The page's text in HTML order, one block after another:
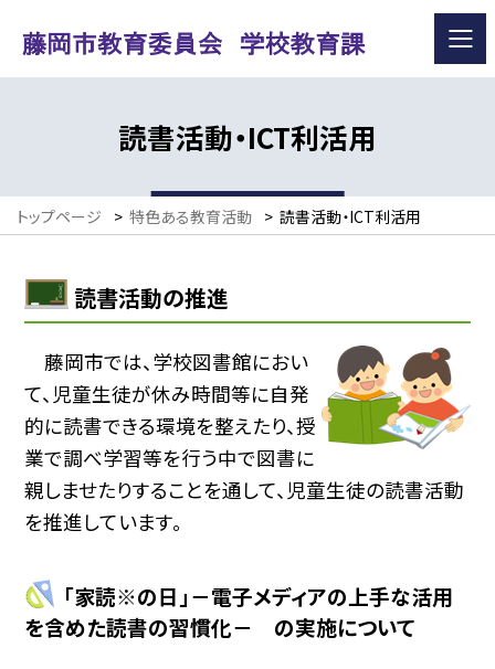
読書活動・ICT利活用
トップページ > 特色ある教育活動 > 読書活動・ICT利活用
読書活動の推進
藤岡市では、学校図書館におい
て、児童生徒が休み時間等に自発
的に読書できる環境を整えたり、授
業で調べ学習等を行う中で図書に
親しませたりすることを通して、児童生徒の読書活動
を推進しています。
「家読※の日」－電子メディアの上手な活用
を含めた読書の習慣化－ の実施について